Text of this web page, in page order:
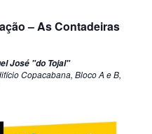
– As Contadeiras
José "do Tojal"
Copacabana, Bloco A e B,